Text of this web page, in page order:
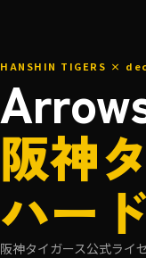
HANSHIN TIGERS ×
阪神
ハー
阪神タイガース公式ライ